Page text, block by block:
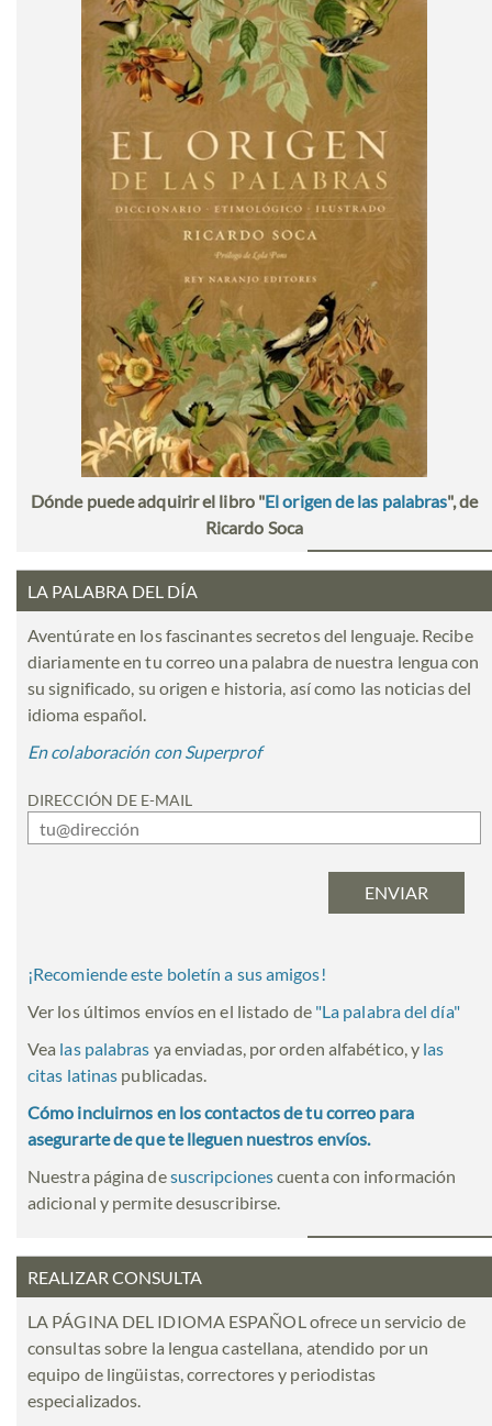
Dónde puede adquirir el libro "El origen de las palabras", de
Ricardo Soca
LA PALABRA DEL DÍA
Aventúrate en los fascinantes secretos del lenguaje. Recibe
diariamente en tu correo una palabra de nuestra lengua con
su significado, su origen e historia, así como las noticias del
idioma español.
En colaboración con Superprof
DIRECCIÓN DE E-MAIL
¡Recomiende este boletín a sus amigos!
Ver los últimos envíos en el listado de "La palabra del día"
Vea las palabras ya enviadas, por orden alfabético, y las
citas latinas publicadas.
Cómo incluirnos en los contactos de tu correo para
asegurarte de que te lleguen nuestros envíos.
Nuestra página desuscripcionescuenta con información
adicional y permite desuscribirse.
REALIZAR CONSULTA
LA PÁGINA DEL IDIOMA ESPAÑOL ofrece un servicio de
consultas sobre la lengua castellana, atendido por un
equipo de lingüistas, correctores y periodistas
especializados.